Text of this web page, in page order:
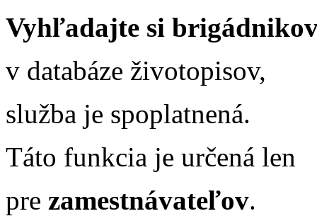
Vyhľadajte si
v databáze životopisov,
služba je spoplatnená.
Táto funkcia je určená len
pre zamestnávateľov.